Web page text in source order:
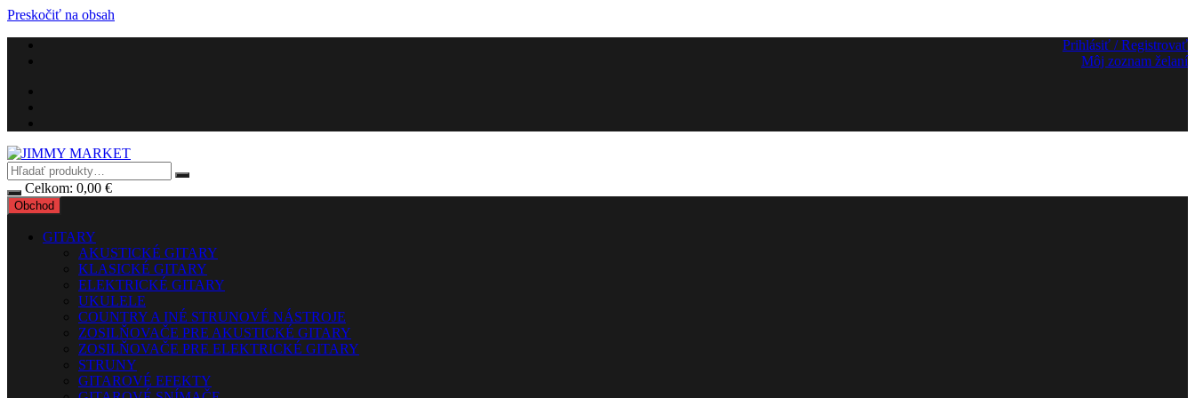
Preskočiť na obsah
Prihlásiť / Registrovať
Môj zoznam želaní
Celkom: 0,00 €
Obchod
GITARY
AKUSTICKÉ GITARY
KLASICKÉ GITARY
ELEKTRICKÉ GITARY
UKULELE
COUNTRY A INÉ STRUNOVÉ NÁSTROJE
ZOSILŇOVAČE PRE AKUSTICKÉ GITARY
ZOSILŇOVAČE PRE ELEKTRICKÉ GITARY
STRUNY
GITAROVÉ EFEKTY